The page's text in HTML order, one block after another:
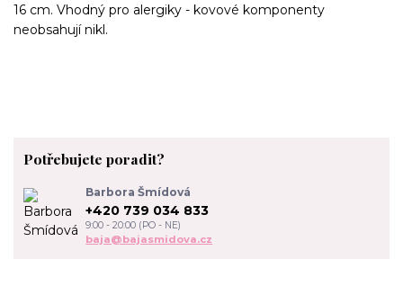
16 cm. Vhodný pro alergiky - kovové komponenty
neobsahují nikl.
Potřebujete poradit?
Barbora Šmídová
+420 739 034 833
9:00 - 20:00 (PO - NE)
baja@bajasmidova.cz